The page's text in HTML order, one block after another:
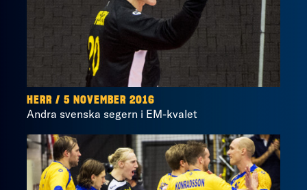
HERR / 5 NOVEMBER 2016
Andra svenska segern i EM-kvalet